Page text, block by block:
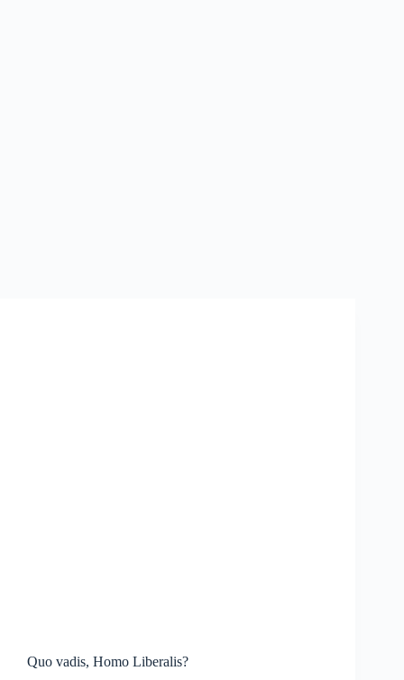
Quo vadis, Homo Liberalis?